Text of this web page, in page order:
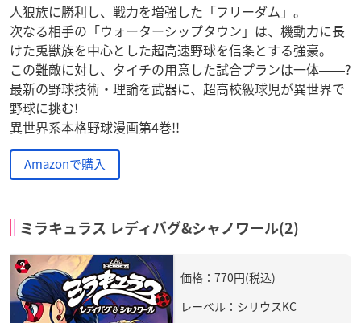
人狼族に勝利し、戦力を増強した「フリーダム」。
次なる相手の「ウォーターシップタウン」は、機動力に長
けた兎獣族を中心とした超高速野球を信条とする強豪。
この難敵に対し、タイチの用意した試合プランは一体――?
最新の野球技術・理論を武器に、超高校級球児が異世界で
野球に挑む!
異世界系本格野球漫画第4巻!!
Amazonで購入
ミラキュラス レディバグ&シャノワール(2)
価格：770円(税込)
レーベル：シリウスKC